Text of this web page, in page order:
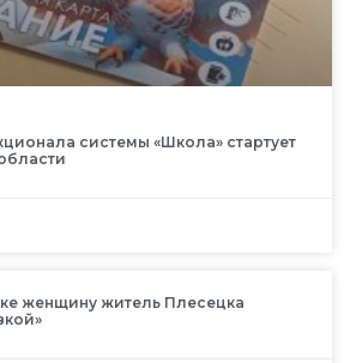
системы «Школа» стартует
женщину житель Плесецка